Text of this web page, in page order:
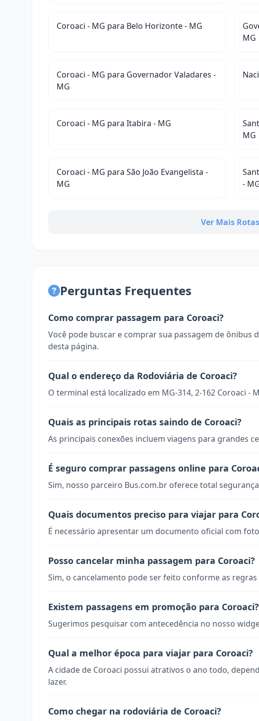
Coroaci - MG para Belo Horizonte - MG
MG
Coroaci - MG para Governador Valadares -
MG
Coroaci - MG para Itabira - MG
MG
Coroaci - MG para São João Evangelista -
MG
-
Ver Mais Rotas
Perguntas Frequentes
Como comprar passagem para Coroaci?
Você pode buscar e comprar sua passagem de
desta página.
Qual o endereço da Rodoviária de Coroaci?
O terminal está localizado em MG-314, 2-162 Coroaci -
Quais as principais rotas saindo de Coroaci?
As principais conexões incluem viagens para grandes
É seguro comprar passagens online para
Sim, nosso parceiro Bus.com.br oferece total
Quais documentos preciso para viajar para
É necessário apresentar um documento oficial com foto
Posso cancelar minha passagem para Coroaci?
Sim, o cancelamento pode ser feito conforme as regras
Existem passagens em promoção para Coroaci?
Sugerimos pesquisar com antecedência no nosso
Qual a melhor época para viajar para Coroaci?
A cidade de Coroaci possui atrativos o ano todo,
lazer.
Como chegar na rodoviária de Coroaci?